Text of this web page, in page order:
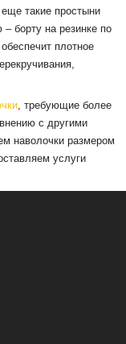
такие простыни
борту на резинке по
плотное
, требующие более
с другими
наволочки размером
услуги